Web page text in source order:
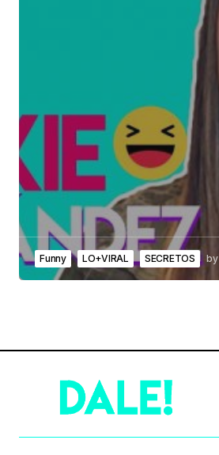
Funny LO+VIRAL SECRETOS by